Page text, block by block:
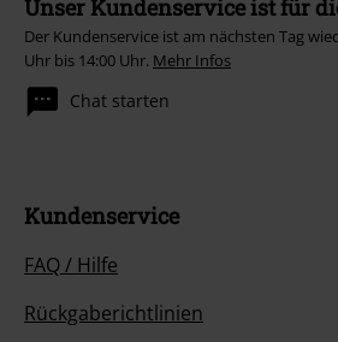
Unser Kundenservice ist für
Der Kundenservice ist am nächsten Tag
Uhr bis 14:00 Uhr. Mehr Infos
Chat starten
Kundenservice
FAQ / Hilfe
Rückgaberichtlinien